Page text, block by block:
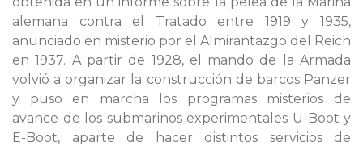
alemana contra el Tratado entre 1919 y 1935,
anunciado en misterio por el Almirantazgo del Reich
en 1937. A partir de 1928, el mando de la Armada
volvió a organizar la construcción de barcos Panzer
y puso en marcha los programas misterios de
avance de los submarinos experimentales U-Boot y
E-Boot, aparte de hacer distintos servicios de